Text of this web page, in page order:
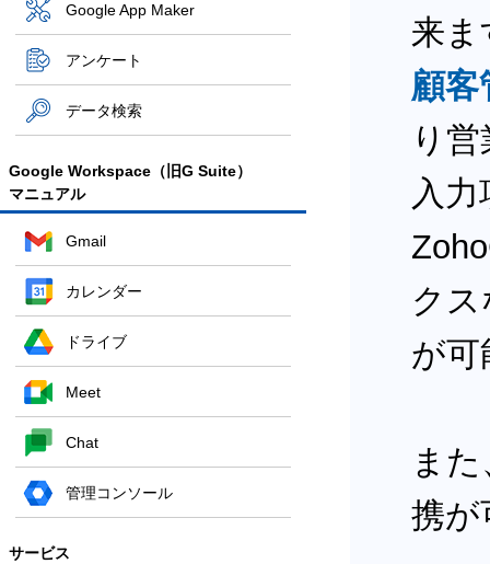
Google App Maker
アンケート
データ検索
Google Workspace（旧G Suite）
マニュアル
Gmail
カレンダー
ドライブ
Meet
Chat
管理コンソール
サービス
来ま
顧客
り
入
ク
が可
ま
携が